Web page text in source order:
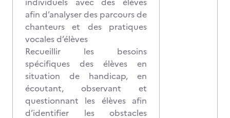
afin d’analyser des parcours de
chanteurs et des pratiques
vocales d’élèves
Recueillir les besoins
spécifiques des élèves en
situation de handicap, en
écoutant, observant et
questionnant les élèves afin
d’identifier les obstacles